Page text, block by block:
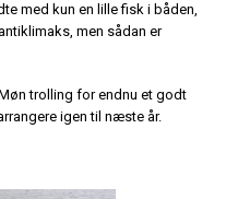
med kun en lille fisk i båden,
men sådan er
trolling for endnu et godt
igen til næste år.